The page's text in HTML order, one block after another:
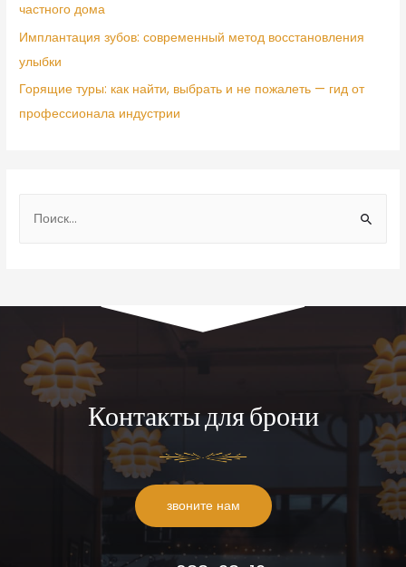
частного дома
Имплантация зубов: современный метод восстановления
улыбки
Горящие туры: как найти, выбрать и не пожалеть — гид от
профессионала индустрии
Контакты для брони
звоните нам